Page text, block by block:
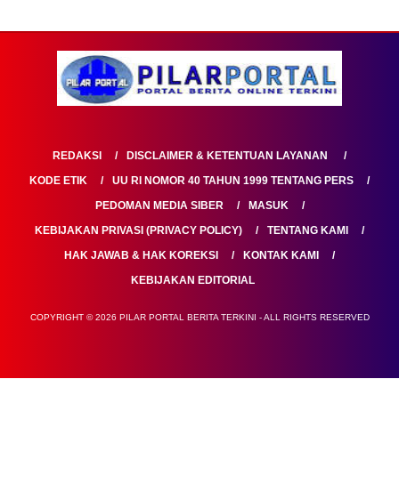
REDAKSI
DISCLAIMER & KETENTUAN LAYANAN
KODE ETIK
UU RI NOMOR 40 TAHUN 1999 TENTANG PERS
PEDOMAN MEDIA SIBER
MASUK
KEBIJAKAN PRIVASI (PRIVACY POLICY)
TENTANG KAMI
HAK JAWAB & HAK KOREKSI
KONTAK KAMI
KEBIJAKAN EDITORIAL
COPYRIGHT © 2026 PILAR PORTAL BERITA TERKINI - ALL RIGHTS RESERVED